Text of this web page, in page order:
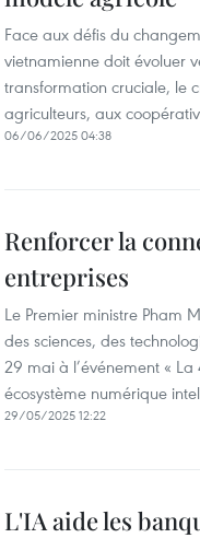
Face aux défis du
vietnamienne doit évoluer
transformation cruciale, le
agriculteurs, aux
06/06/2025 04:38
Renforcer la
entreprises
Le Premier ministre Pham
des sciences, des
29 mai à l’événement «
écosystème numérique
29/05/2025 12:22
L'IA aide les